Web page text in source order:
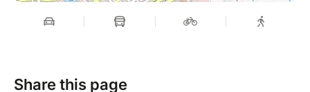
- Durée : 1 journée (7 heures)
Share this page